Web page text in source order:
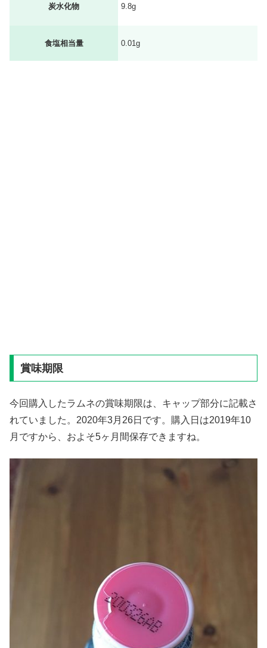
炭水化物 9.8g
食塩相当量 0.01g
賞味期限
今回購入したラムネの賞味期限は、キャップ部分に記載さ
れていました。2020年3月26日です。購入日は2019年10
月ですから、およそ5ヶ月間保存できますね。